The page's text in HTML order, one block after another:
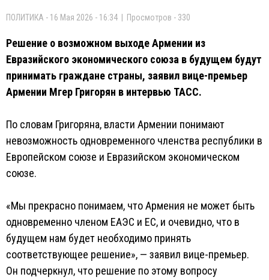
ПОЛИТИКА - 16 Мая 2026 - 16:34 | Просмотров - 330
Решение о возможном выходе Армении из
Евразийского экономического союза в будущем будут
принимать граждане страны, заявил вице-премьер
Армении Мгер Григорян в интервью ТАСС.
По словам Григоряна, власти Армении понимают
невозможность одновременного членства республики в
Европейском союзе и Евразийском экономическом
союзе.
«Мы прекрасно понимаем, что Армения не может быть
одновременно членом ЕАЭС и ЕС, и очевидно, что в
будущем нам будет необходимо принять
соответствующее решение», — заявил вице-премьер.
Он подчеркнул, что решение по этому вопросу